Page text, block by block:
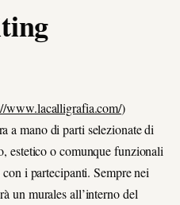
www.lacalligrafia.com/)
a mano di parti selezionate di
estetico o comunque funzionali
i partecipanti. Sempre nei
un murales all’interno del